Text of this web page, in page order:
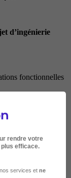
d’ingénierie
fonctionnelles
graphique /
:
rendre votre
plus efficace.
services et ne